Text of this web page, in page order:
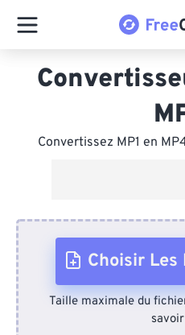
Convertissez MP1 en
Choisir Les
Depuis
Taille maximale du